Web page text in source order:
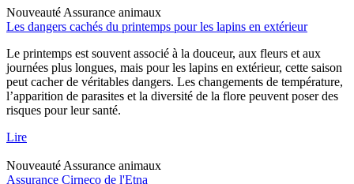
Nouveauté Assurance animaux
Les dangers cachés du printemps pour les lapins en extérieur
Le printemps est souvent associé à la douceur, aux fleurs et aux
journées plus longues, mais pour les lapins en extérieur, cette saison
peut cacher de véritables dangers. Les changements de température,
l’apparition de parasites et la diversité de la flore peuvent poser des
risques pour leur santé.
Lire
Nouveauté Assurance animaux
Assurance Cirneco de l'Etna